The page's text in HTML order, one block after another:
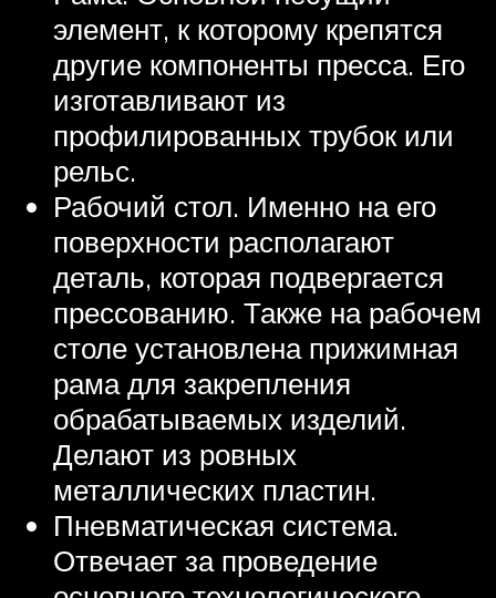
элемент, к которому крепятся
другие компоненты пресса. Его
изготавливают из
профилированных трубок или
рельс.
Рабочий стол. Именно на его
поверхности располагают
деталь, которая подвергается
прессованию. Также на рабочем
столе установлена прижимная
рама для закрепления
обрабатываемых изделий.
Делают из ровных
металлических пластин.
Пневматическая система.
Отвечает за проведение